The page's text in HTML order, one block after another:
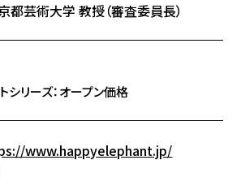
都芸術大学 教授（審査委員長）
シリーズ：オープン価格
www.happyelephant.jp/